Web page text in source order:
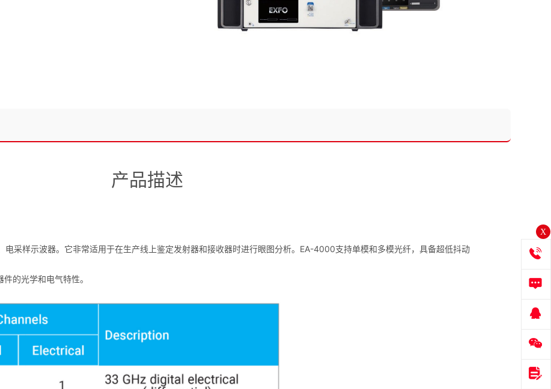
产品描述
采样示波器。它非常适用于在生产线上鉴定发射器和接收器时进行眼图分析。EA-4000支持单模和多模光纤，具备超低抖动
的光学和电气特性。
X